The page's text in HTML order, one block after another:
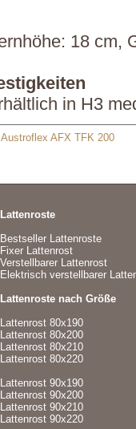
18 cm,
in H3
AFX TFK 200
Lattenroste
Bestseller Lattenroste
Fixer Lattenrost
Verstellbarer Lattenrost
Elektrisch verstellbarer
Lattenroste nach Größe
Lattenrost 80x190
Lattenrost 80x200
Lattenrost 80x210
Lattenrost 80x220
Lattenrost 90x190
Lattenrost 90x200
Lattenrost 90x210
Lattenrost 90x220